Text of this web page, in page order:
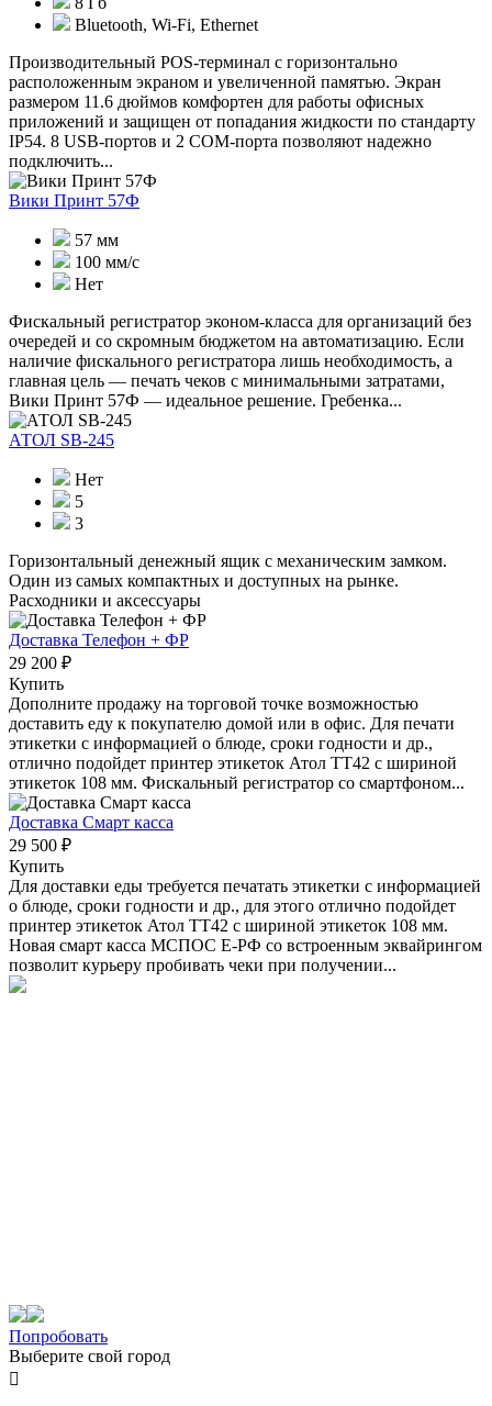
Bluetooth, Wi-Fi, Ethernet
Производительный POS-терминал с горизонтально
расположенным экраном и увеличенной памятью. Экран
размером 11.6 дюймов комфортен для работы офисных
приложений и защищен от попадания жидкости по стандарту
IP54. 8 USB-портов и 2 COM-порта позволяют надежно
подключить...
Вики Принт 57Ф
57 мм
100 мм/с
Нет
Фискальный регистратор эконом-класса для организаций без
очередей и со скромным бюджетом на автоматизацию. Если
наличие фискального регистратора лишь необходимость, а
главная цель — печать чеков с минимальными затратами,
Вики Принт 57Ф — идеальное решение. Гребенка...
АТОЛ SB-245
Нет
5
3
Горизонтальный денежный ящик с механическим замком.
Один из самых компактных и доступных на рынке.
Расходники и аксессуары
Доставка Телефон + ФР
29 200 ₽
Купить
Дополните продажу на торговой точке возможностью
доставить еду к покупателю домой или в офис. Для печати
этикетки с информацией о блюде, сроки годности и др.,
отлично подойдет принтер этикеток Атол ТТ42 с шириной
этикеток 108 мм. Фискальный регистратор со смартфоном...
Доставка Смарт касса
29 500 ₽
Купить
Для доставки еды требуется печатать этикетки с информацией
о блюде, сроки годности и др., для этого отлично подойдет
принтер этикеток Атол ТТ42 с шириной этикеток 108 мм.
Новая смарт касса МСПОС Е-РФ со встроенным эквайрингом
позволит курьеру пробивать чеки при получении...
Попробовать
Выберите свой город
